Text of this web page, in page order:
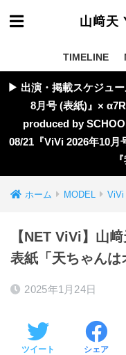
山﨑天
TIMELINE
▶︎ 出演・掲載スケジュ
8月号 (表紙)』×
produced by
08/21『ViVi 2026年10月
ホーム MODEL ViVi
【NET ViVi】山
表紙「天ちゃんは
2025年1月24日
ツイート シェア